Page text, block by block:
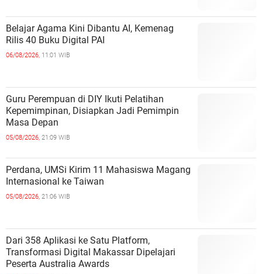
Belajar Agama Kini Dibantu AI, Kemenag
Rilis 40 Buku Digital PAI
06/08/2026, 11:01 WIB
Guru Perempuan di DIY Ikuti Pelatihan
Kepemimpinan, Disiapkan Jadi Pemimpin
Masa Depan
05/08/2026, 21:09 WIB
Perdana, UMSi Kirim 11 Mahasiswa Magang
Internasional ke Taiwan
05/08/2026, 21:06 WIB
Dari 358 Aplikasi ke Satu Platform,
Transformasi Digital Makassar Dipelajari
Peserta Australia Awards